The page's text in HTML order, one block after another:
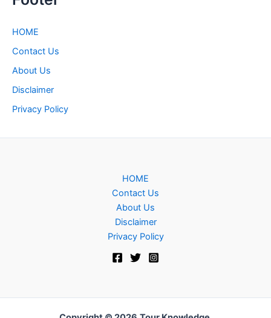
HOME
Contact Us
About Us
Disclaimer
Privacy Policy
HOME
Contact Us
About Us
Disclaimer
Privacy Policy